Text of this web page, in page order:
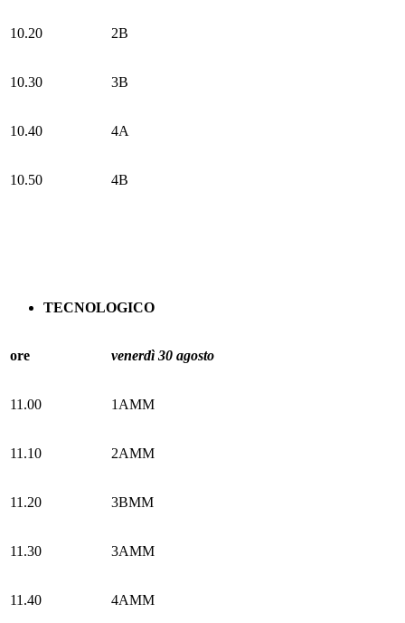
10.20 2B
10.30 3B
10.40 4A
10.50 4B
TECNOLOGICO
ore venerdì 30 agosto
11.00 1AMM
11.10 2AMM
11.20 3BMM
11.30 3AMM
11.40 4AMM